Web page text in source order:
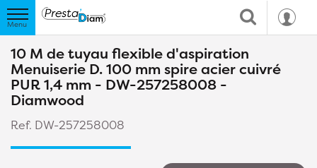
10 M de tuyau flexible d'aspiration
Menuiserie D. 100 mm spire acier cuivré
PUR 1,4 mm - DW-257258008 -
Diamwood
Ref. DW-257258008